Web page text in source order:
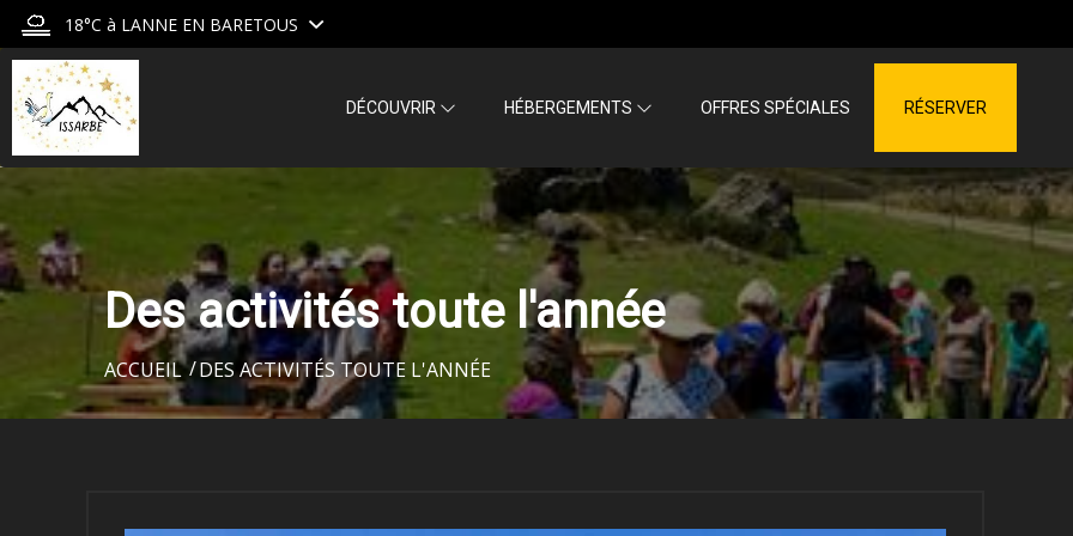
18°C à LANNE EN BARETOUS
DÉCOUVRIR HÉBERGEMENTS OFFRES SPÉCIALES RÉSERVER
Des activités toute l'année
ACCUEIL DES ACTIVITÉS TOUTE L'ANNÉE